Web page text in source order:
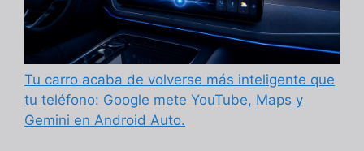
Tu carro acaba de volverse más inteligente que
tu teléfono: Google mete YouTube, Maps y
Gemini en Android Auto.